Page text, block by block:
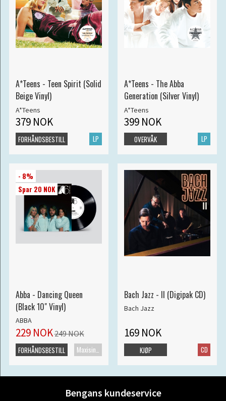
A*Teens - Teen Spirit (Solid
Beige Vinyl)
A*Teens
379 NOK
LP
FORHÅNDSBESTILL
A*Teens - The Abba
Generation (Silver Vinyl)
A*Teens
399 NOK
LP
OVERVÅK
- 8%
Spar 20 NOK
Abba - Dancing Queen
(Black 10" Vinyl)
ABBA
229 NOK249 NOK
Maxisingel
FORHÅNDSBESTILL
Bach Jazz - II (Digipak CD)
Bach Jazz
169 NOK
CD
KJØP
Bengans kundeservice